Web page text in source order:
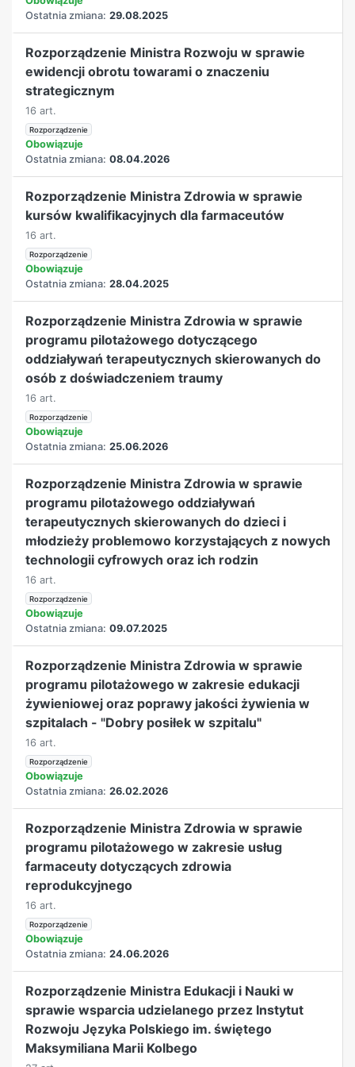
Ostatnia zmiana: 29.08.2025
Rozporządzenie Ministra Rozwoju w sprawie
ewidencji obrotu towarami o znaczeniu
strategicznym
16 art.
Rozporządzenie
Obowiązuje
Ostatnia zmiana: 08.04.2026
Rozporządzenie Ministra Zdrowia w sprawie
kursów kwalifikacyjnych dla farmaceutów
16 art.
Rozporządzenie
Obowiązuje
Ostatnia zmiana: 28.04.2025
Rozporządzenie Ministra Zdrowia w sprawie
programu pilotażowego dotyczącego
oddziaływań terapeutycznych skierowanych do
osób z doświadczeniem traumy
16 art.
Rozporządzenie
Obowiązuje
Ostatnia zmiana: 25.06.2026
Rozporządzenie Ministra Zdrowia w sprawie
programu pilotażowego oddziaływań
terapeutycznych skierowanych do dzieci i
młodzieży problemowo korzystających z nowych
technologii cyfrowych oraz ich rodzin
16 art.
Rozporządzenie
Obowiązuje
Ostatnia zmiana: 09.07.2025
Rozporządzenie Ministra Zdrowia w sprawie
programu pilotażowego w zakresie edukacji
żywieniowej oraz poprawy jakości żywienia w
szpitalach - "Dobry posiłek w szpitalu"
16 art.
Rozporządzenie
Obowiązuje
Ostatnia zmiana: 26.02.2026
Rozporządzenie Ministra Zdrowia w sprawie
programu pilotażowego w zakresie usług
farmaceuty dotyczących zdrowia
reprodukcyjnego
16 art.
Rozporządzenie
Obowiązuje
Ostatnia zmiana: 24.06.2026
Rozporządzenie Ministra Edukacji i Nauki w
sprawie wsparcia udzielanego przez Instytut
Rozwoju Języka Polskiego im. świętego
Maksymiliana Marii Kolbego